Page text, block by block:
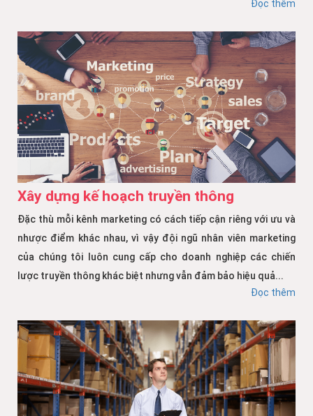
Đọc thêm
Xây dựng kế hoạch truyền thông
Đặc thù mỗi kênh marketing có cách tiếp cận riêng với ưu và
nhược điểm khác nhau, vì vậy đội ngũ nhân viên marketing
của chúng tôi luôn cung cấp cho doanh nghiệp các chiến
lược truyền thông khác biệt nhưng vẫn đảm bảo hiệu quả...
Đọc thêm